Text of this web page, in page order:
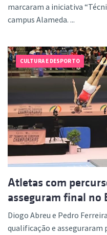
marcaram a iniciativa
campus Alameda. ...
CULTURA E DESPORTO
Atletas com
asseguram final no
Diogo Abreu e Pedro
qualificação e